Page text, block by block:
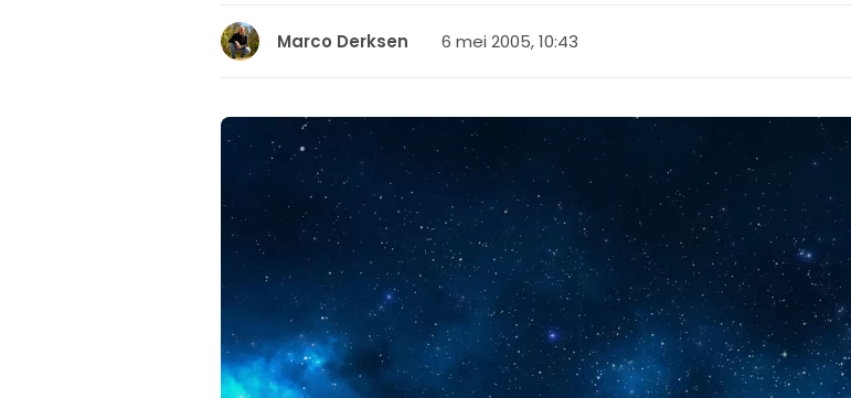
Marco Derksen 6 mei 2005, 10:43